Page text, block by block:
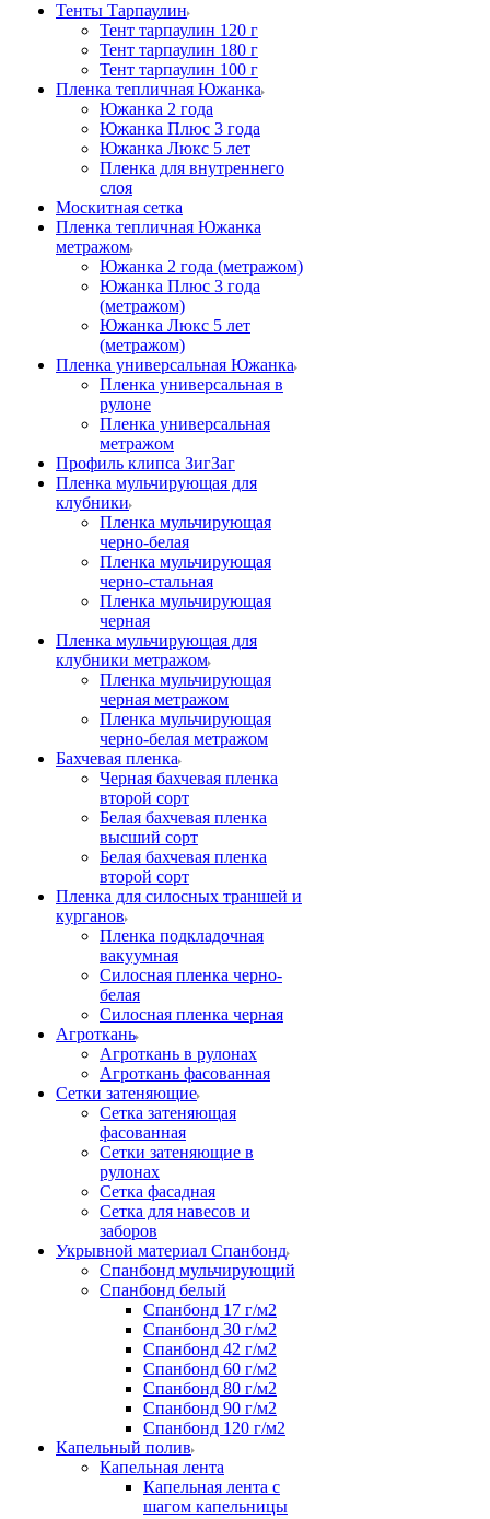
Тенты Тарпаулин
Тент тарпаулин 120 г
Тент тарпаулин 180 г
Тент тарпаулин 100 г
Пленка тепличная Южанка
Южанка 2 года
Южанка Плюс 3 года
Южанка Люкс 5 лет
Пленка для внутреннего
слоя
Москитная сетка
Пленка тепличная Южанка
метражом
Южанка 2 года (метражом)
Южанка Плюс 3 года
(метражом)
Южанка Люкс 5 лет
(метражом)
Пленка универсальная Южанка
Пленка универсальная в
рулоне
Пленка универсальная
метражом
Профиль клипса ЗигЗаг
Пленка мульчирующая для
клубники
Пленка мульчирующая
черно-белая
Пленка мульчирующая
черно-стальная
Пленка мульчирующая
черная
Пленка мульчирующая для
клубники метражом
Пленка мульчирующая
черная метражом
Пленка мульчирующая
черно-белая метражом
Бахчевая пленка
Черная бахчевая пленка
второй сорт
Белая бахчевая пленка
высший сорт
Белая бахчевая пленка
второй сорт
Пленка для силосных траншей и
курганов
Пленка подкладочная
вакуумная
Силосная пленка черно-
белая
Силосная пленка черная
Агроткань
Агроткань в рулонах
Агроткань фасованная
Сетки затеняющие
Сетка затеняющая
фасованная
Сетки затеняющие в
рулонах
Сетка фасадная
Сетка для навесов и
заборов
Укрывной материал Спанбонд
Спанбонд мульчирующий
Спанбонд белый
Спанбонд 17 г/м2
Спанбонд 30 г/м2
Спанбонд 42 г/м2
Спанбонд 60 г/м2
Спанбонд 80 г/м2
Спанбонд 90 г/м2
Спанбонд 120 г/м2
Капельный полив
Капельная лента
Капельная лента с
шагом капельницы